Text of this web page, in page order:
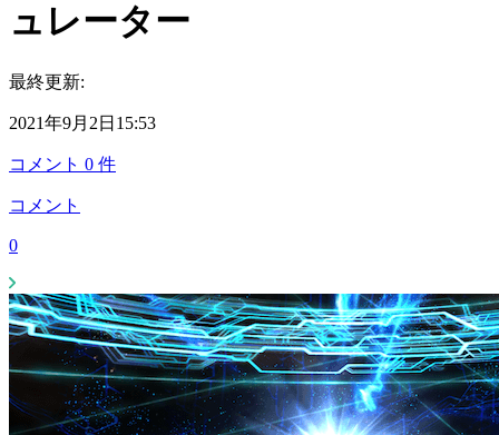
ュレーター
最終更新:
2021年9月2日15:53
コメント 0 件
コメント
0